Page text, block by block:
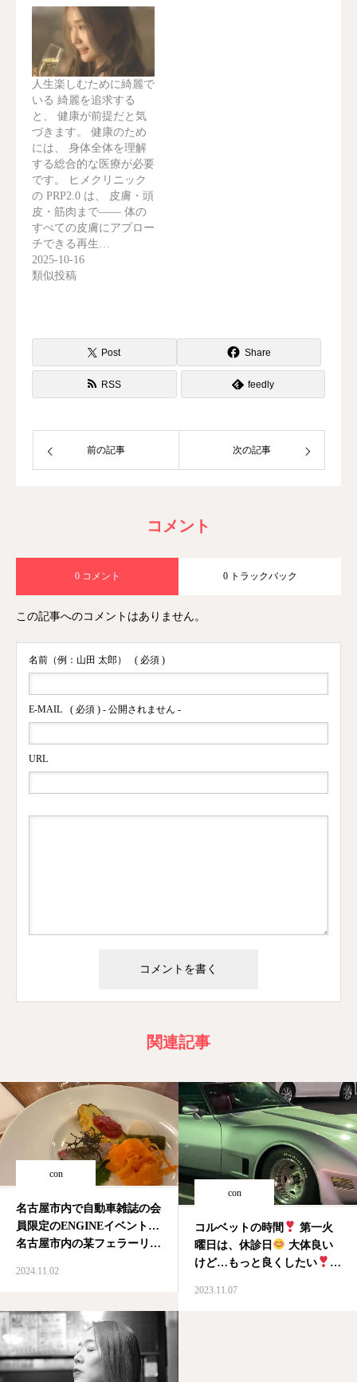
人生楽しむために綺麗で
いる 綺麗を追求する
と、 健康が前提だと気
づきます。 健康のため
には、 身体全体を理解
する総合的な医療が必要
です。 ヒメクリニック
の PRP2.0 は、 皮膚・頭
皮・筋肉まで—— 体の
すべての皮膚にアプロー
チできる再生…
2025-10-16
類似投稿
Post Share
RSS feedly
前の記事 次の記事
コメント
0 コメント 0 トラックバック
この記事へのコメントはありません。
名前（例：山田 太郎） ( 必須 )
E-MAIL ( 必須 ) - 公開されません -
URL
関連記事
con
名古屋市内で自動車雑誌の会
員限定のENGINEイベント…
名古屋市内の某フェラーリの
古屋近辺の参加者は… 2
組…… 名古屋で運転してる
と、ウインカー出したら詰
め…
2024.11.02
con
コルベットの時間
第一火
曜日は、休診日
けど…もっと良くしたい
#
#corvettec3 #シボレー #旧
2023.11.07